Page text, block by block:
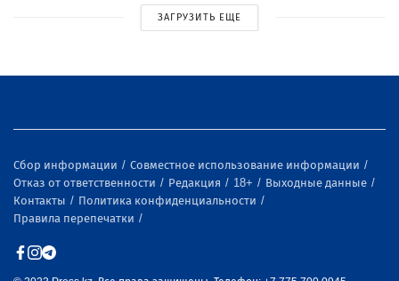
ЗАГРУЗИТЬ ЕЩЕ
Сбор информации
Совместное использование информации
Отказ от ответственности
Редакция 18+
Выходные данные
Контакты
Политика конфиденциальности
Правила перепечатки